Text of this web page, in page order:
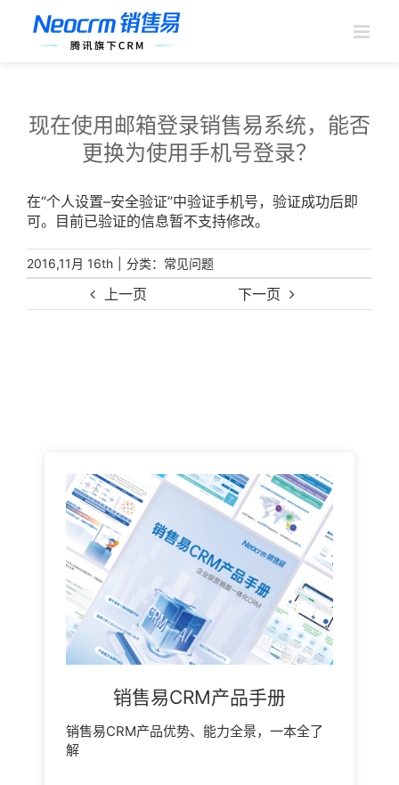
上一页 下一页
现在使用邮箱登录销售易系统，能否
更换为使用手机号登录？
在“个人设置–安全验证”中验证手机号，验证成功后即
可。目前已验证的信息暂不支持修改。
2016,11月 16th 分类： 常见问题
销售易CRM产品手册
销售易CRM产品优势、能力全景，一本全了
解